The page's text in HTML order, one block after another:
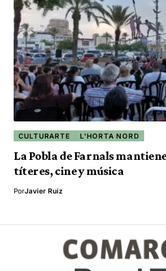
CULTURARTE L'HORTA NORD
La Pobla de Farnals
títeres, cine y música
PorJavier Ruiz